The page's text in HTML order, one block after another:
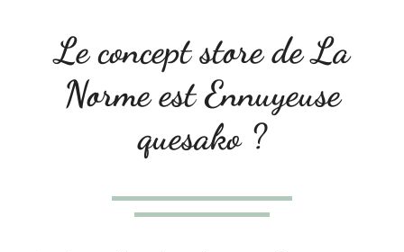
Le concept store de La
Norme est Ennuyeuse
quesako ?